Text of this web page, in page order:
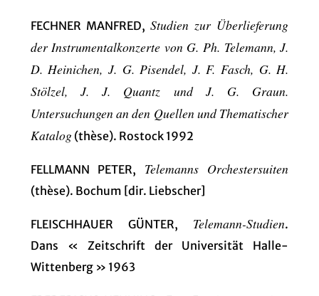
FECHNER MANFRED, Studien zur Überlieferung
der Instrumentalkonzerte von G. Ph. Telemann, J.
D. Heinichen, J. G. Pisendel, J. F. Fasch, G. H.
Stölzel, J. J. Quantz und J. G. Graun.
Untersuchungen an den Quellen und Thematischer
Katalog(thèse). Rostock 1992
FELLMANN PETER, Telemanns Orchestersuiten
(thèse). Bochum [dir. Liebscher]
FLEISCHHAUER GÜNTER, Telemann-Studien.
Dans « Zeitschrift der Universität Halle-
Wittenberg » 1963